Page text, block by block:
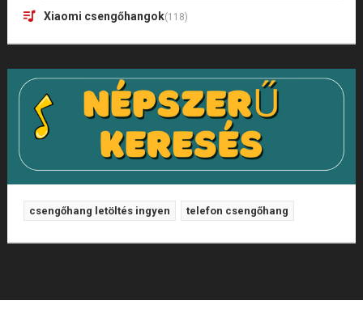
Xiaomi csengőhangok(118)
csengőhang letöltés ingyen telefon csengőhang